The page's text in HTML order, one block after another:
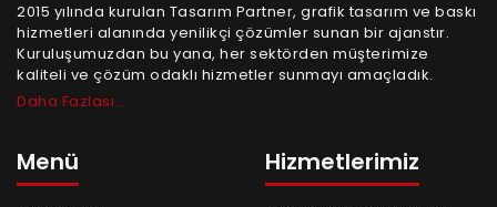
2015 yılında kurulan Tasarım Partner, grafik tasarım ve baskı
hizmetleri alanında yenilikçi çözümler sunan bir ajanstır.
Kuruluşumuzdan bu yana, her sektörden müşterimize
kaliteli ve çözüm odaklı hizmetler sunmayı amaçladık.
Daha Fazlası...
Menü Hizmetlerimiz